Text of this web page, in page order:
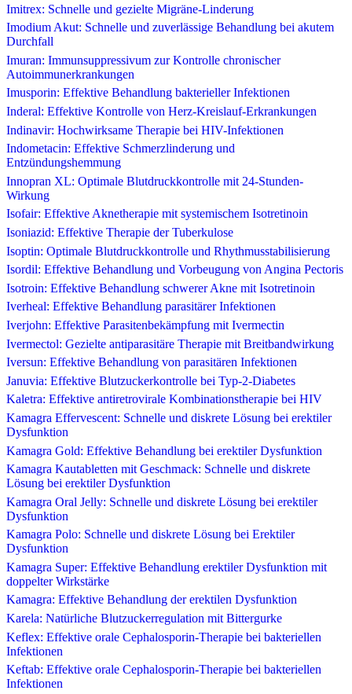
Imitrex: Schnelle und gezielte Migräne-Linderung
Imodium Akut: Schnelle und zuverlässige Behandlung bei akutem
Durchfall
Imuran: Immunsuppressivum zur Kontrolle chronischer
Autoimmunerkrankungen
Imusporin: Effektive Behandlung bakterieller Infektionen
Inderal: Effektive Kontrolle von Herz-Kreislauf-Erkrankungen
Indinavir: Hochwirksame Therapie bei HIV-Infektionen
Indometacin: Effektive Schmerzlinderung und
Entzündungshemmung
Innopran XL: Optimale Blutdruckkontrolle mit 24-Stunden-
Wirkung
Isofair: Effektive Aknetherapie mit systemischem Isotretinoin
Isoniazid: Effektive Therapie der Tuberkulose
Isoptin: Optimale Blutdruckkontrolle und Rhythmusstabilisierung
Isordil: Effektive Behandlung und Vorbeugung von Angina Pectoris
Isotroin: Effektive Behandlung schwerer Akne mit Isotretinoin
Iverheal: Effektive Behandlung parasitärer Infektionen
Iverjohn: Effektive Parasitenbekämpfung mit Ivermectin
Ivermectol: Gezielte antiparasitäre Therapie mit Breitbandwirkung
Iversun: Effektive Behandlung von parasitären Infektionen
Januvia: Effektive Blutzuckerkontrolle bei Typ-2-Diabetes
Kaletra: Effektive antiretrovirale Kombinationstherapie bei HIV
Kamagra Effervescent: Schnelle und diskrete Lösung bei erektiler
Dysfunktion
Kamagra Gold: Effektive Behandlung bei erektiler Dysfunktion
Kamagra Kautabletten mit Geschmack: Schnelle und diskrete
Lösung bei erektiler Dysfunktion
Kamagra Oral Jelly: Schnelle und diskrete Lösung bei erektiler
Dysfunktion
Kamagra Polo: Schnelle und diskrete Lösung bei Erektiler
Dysfunktion
Kamagra Super: Effektive Behandlung erektiler Dysfunktion mit
doppelter Wirkstärke
Kamagra: Effektive Behandlung der erektilen Dysfunktion
Karela: Natürliche Blutzuckerregulation mit Bittergurke
Keflex: Effektive orale Cephalosporin-Therapie bei bakteriellen
Infektionen
Keftab: Effektive orale Cephalosporin-Therapie bei bakteriellen
Infektionen